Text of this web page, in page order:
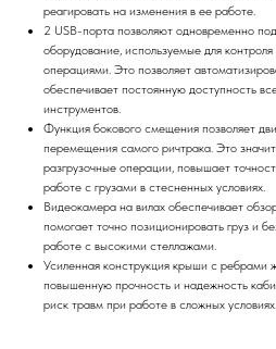
реагировать на изменения в ее работе.
2 USB-порта позволяют одновременно
оборудование, используемые для
операциями. Это позволяет
обеспечивает постоянную доступность
инструментов.
Функция бокового смещения позволяет
перемещения самого ричтрака. Это
разгрузочные операции, повышает
работе с грузами в стесненных условиях.
Видеокамера на вилах обеспечивает
помогает точно позиционировать груз и
работе с высокими стеллажами.
Усиленная конструкция крыши с ребрами
повышенную прочность и надежность
риск травм при работе в сложных условиях.